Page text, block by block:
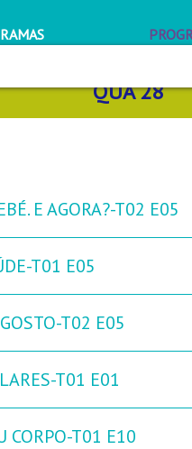
QUA28
E AGORA?-T02 E05
T01 E05
T02 E05
T01 E01
CORPO-T01 E10